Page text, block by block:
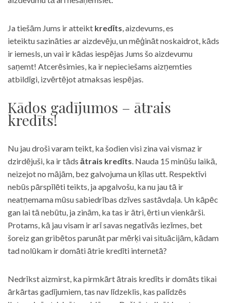
Ja tiešām Jums ir atteikt kredīts, aizdevums, es
ieteiktu sazināties ar aizdevēju, un mēģināt noskaidrot, kāds
ir iemesls, un vai ir kādas iespējas Jums šo aizdevumu
saņemt! Atcerēsimies, ka ir nepieciešams aizņemties
atbildīgi, izvērtējot atmaksas iespējas.
Kādos gadījumos – ātrais
kredīts!
Nu jau droši varam teikt, ka šodien visi zina vai vismaz ir
dzirdējuši, ka ir tāds ātrais kredīts. Nauda 15 minūšu laikā,
neizejot no mājām, bez galvojuma un ķīlas utt. Respektīvi
nebūs pārspīlēti teikts, ja apgalvošu, ka nu jau tā ir
neatņemama mūsu sabiedrības dzīves sastāvdaļa. Un kāpēc
gan lai tā nebūtu, ja zinām, ka tas ir ātri, ērti un vienkārši.
Protams, kā jau visam ir arī savas negatīvās iezīmes, bet
šoreiz gan gribētos parunāt par mērķi vai situācijām, kādam
tad nolūkam ir domāti ātrie kredīti internetā?
Nedrīkst aizmirst, ka pirmkārt ātrais kredīts ir domāts tikai
ārkārtas gadījumiem, tas nav līdzeklis, kas palīdzēs